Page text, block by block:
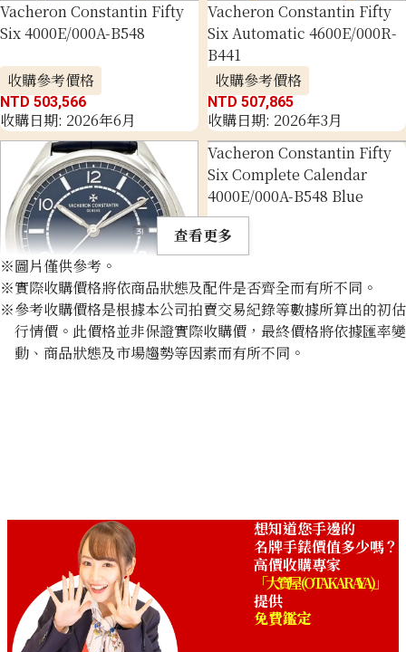
Vacheron Constantin Fifty
Six 4000E/000A-B548
收購參考價格
NTD 503,566
收購日期: 2026年6月
Vacheron Constantin Fifty
Six Automatic 4600E/000R-
B441
收購參考價格
NTD 507,865
收購日期: 2026年3月
Vacheron Constantin Fifty
Vacheron Constantin Fifty
Six Complete Calendar
4000E/000A-B548 Blue
查看更多
※圖片僅供參考。
※實際收購價格將依商品狀態及配件是否齊全而有所不同。
※參考收購價格是根據本公司拍賣交易紀錄等數據所算出的初估
行情價。此價格並非保證實際收購價，最終價格將依據匯率變
動、商品狀態及市場趨勢等因素而有所不同。
想知道您手邊的
名牌手錶價值多少嗎？
高價收購專家
「大寶屋 (OTAKARAYA)」
提供
免費鑑定